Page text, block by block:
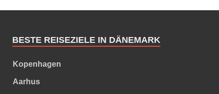
BESTE REISEZIELE IN DÄNEMARK
Kopenhagen
Aarhus